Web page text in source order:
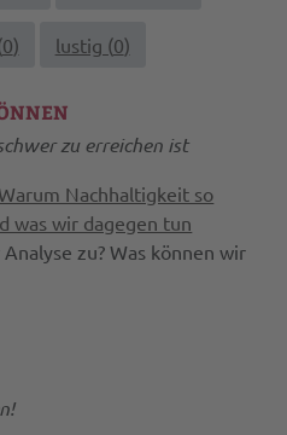
0) lustig (0)
zu erreichen ist
Nachhaltigkeit so
was wir dagegen tun
zu? Was können wir